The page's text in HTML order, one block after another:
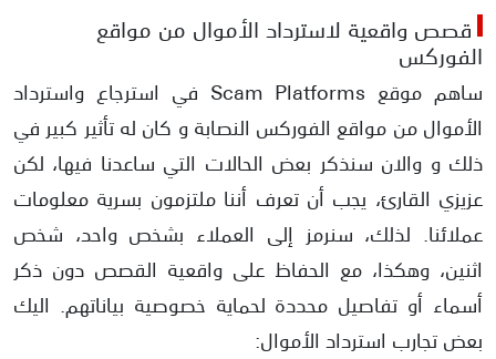
قصص واقعية لاسترداد الأموال من مواقع
الفوركس
ساهم موقع Scam Platforms في استرجاع واسترداد
الأموال من مواقع الفوركس النصابة و كان له تأثير كبير في
ذلك و والان سنذكر بعض الحالات التي ساعدنا فيها، لكن
عزيزي القارئ، يجب أن تعرف أننا ملتزمون بسرية معلومات
عملائنا. لذلك، سنرمز إلى العملاء بشخص واحد، شخص
اثنين، وهكذا، مع الحفاظ على واقعية القصص دون ذكر
أسماء أو تفاصيل محددة لحماية خصوصية بياناتهم. اليك
بعض تجارب استرداد الأموال: